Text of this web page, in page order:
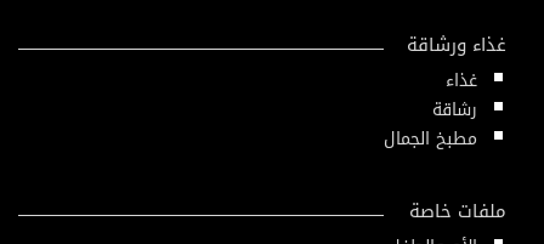
غذاء ورشاقة
غذاء
رشاقة
مطبخ الجمال
ملفات خاصة